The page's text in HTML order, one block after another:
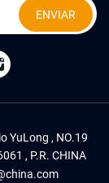
ENVIAR
YuLong , NO.19
, P.R. CHINA